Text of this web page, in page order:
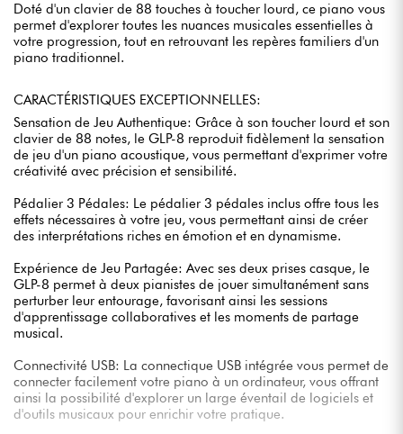
Doté d'un clavier de 88 touches à toucher lourd, ce piano vous
permet d'explorer toutes les nuances musicales essentielles à
votre progression, tout en retrouvant les repères familiers d'un
piano traditionnel.
CARACTÉRISTIQUES EXCEPTIONNELLES:
Sensation de Jeu Authentique: Grâce à son toucher lourd et son
clavier de 88 notes, le GLP-8 reproduit fidèlement la sensation
de jeu d'un piano acoustique, vous permettant d'exprimer votre
créativité avec précision et sensibilité.
Pédalier 3 Pédales: Le pédalier 3 pédales inclus offre tous les
effets nécessaires à votre jeu, vous permettant ainsi de créer
des interprétations riches en émotion et en dynamisme.
Expérience de Jeu Partagée: Avec ses deux prises casque, le
GLP-8 permet à deux pianistes de jouer simultanément sans
perturber leur entourage, favorisant ainsi les sessions
d'apprentissage collaboratives et les moments de partage
musical.
Connectivité USB: La connectique USB intégrée vous permet de
connecter facilement votre piano à un ordinateur, vous offrant
ainsi la possibilité d'explorer un large éventail de logiciels et
d'outils musicaux pour enrichir votre pratique.